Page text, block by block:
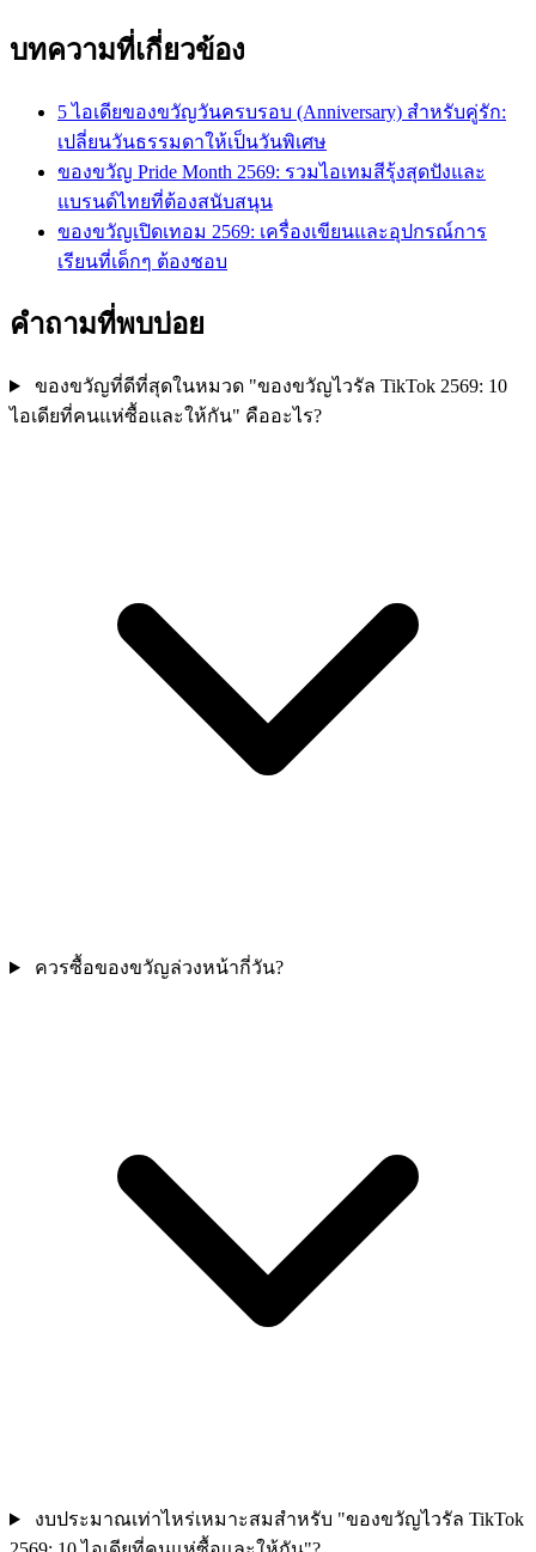
บทความที่เกี่ยวข้อง
5 ไอเดียของขวัญวันครบรอบ (Anniversary) สำหรับคู่รัก:
เปลี่ยนวันธรรมดาให้เป็นวันพิเศษ
ของขวัญ Pride Month 2569: รวมไอเทมสีรุ้งสุดปังและ
แบรนด์ไทยที่ต้องสนับสนุน
ของขวัญเปิดเทอม 2569: เครื่องเขียนและอุปกรณ์การ
เรียนที่เด็กๆ ต้องชอบ
คำถามที่พบบ่อย
ของขวัญที่ดีที่สุดในหมวด "ของขวัญไวรัล TikTok 2569: 10
ไอเดียที่คนแห่ซื้อและให้กัน" คืออะไร?
ควรซื้อของขวัญล่วงหน้ากี่วัน?
งบประมาณเท่าไหร่เหมาะสมสำหรับ "ของขวัญไวรัล TikTok